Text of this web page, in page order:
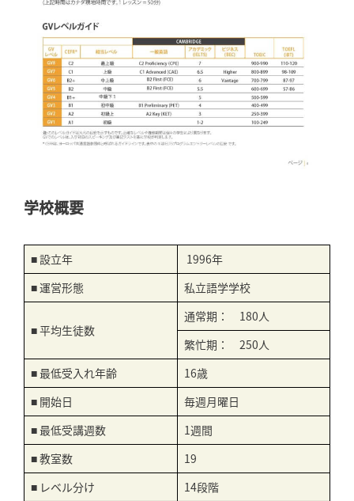
学校概要
■ 設立年
1996年
■ 運営形態
私立語学学校
■ 平均生徒数
通常期： 180人
繁忙期： 250人
■ 最低受入れ年齢
16歳
■ 開始日
毎週月曜日
■ 最低受講週数
1週間
■ 教室数
19
■ レベル分け
14段階